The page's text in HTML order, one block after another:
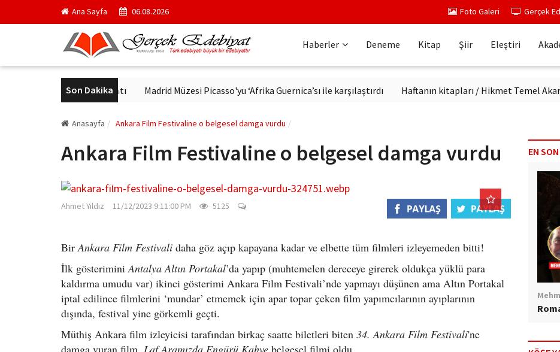
Ana Sayfa 06.08.2026 Foto Galeri Gerçek
Haberler Deneme Kitap Şiir Eleştiri
Son Dakika
Alman Edebiyatı Madrid Müzesi Picasso'yu ‘Afrika Guernica’sı ile karşılaştırdı Haftanın kitapları / Hikmet Temel Akarsu
Anasayfa Ankara Film Festivaline o belgesel damga vurdu
Ankara Film Festivaline o belgesel damga vurdu
gercekedebiyat.com
Ahmet Yıldız 11/12/2023 9:11:00 PM 5125
BirAnkara Film Festivali daha göz açıp kapayana kadar ve elbette tüm filmleri izleyemeden bitti!
İlk gösteriminiAntalya Altın Portakal’da yapıp (muhtemelen dereceye girerek oldukça yüklü para
kaldırma umudu var) ikinci gösterimi Ankara Film Festivali’nde yapmayı düşünen ama Altın Portakal
iptal edilince filmlerini ‘mundar’ etmemek için apar topar çeken film yapımcılarının ayıplarının
dışında, festival yine görkemli geçti.
Müthiş Ankara film izleyicisi tarafından birkaç saatte biletleri biten 34. Ankara Film Festivali'ne
damga vuran film, Laf Aramızda Engürü Kahve belgesel filmi oldu.
EN